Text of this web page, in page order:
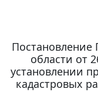
Постановление
области от
установлении
кадастровых